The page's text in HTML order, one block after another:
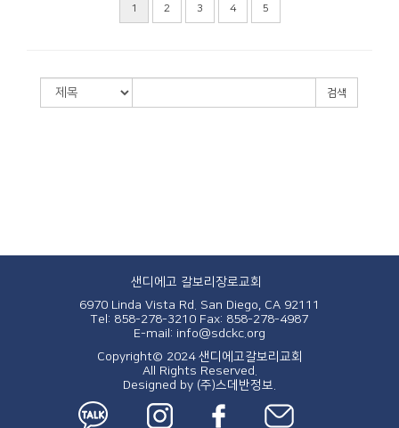
1 2 3 4 5
검색
샌디에고 갈보리장로교회
6970 Linda Vista Rd. San Diego, CA 92111
Tel: 858-278-3210 Fax: 858-278-4987
E-mail: info@sdckc.org
Copyright© 2024 샌디에고갈보리교회
All Rights Reserved.
Designed by (주)스데반정보.